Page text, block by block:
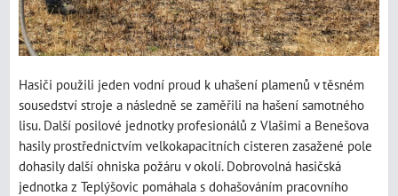
Hasiči použili jeden vodní proud k uhašení plamenů v těsném
sousedství stroje a následně se zaměřili na hašení samotného
lisu. Další posilové jednotky profesionálů z Vlašimi a Benešova
hasily prostřednictvím velkokapacitních cisteren zasažené pole
dohasily další ohniska požáru v okolí. Dobrovolná hasičská
jednotka z Teplýšovic pomáhala s dohašováním pracovního